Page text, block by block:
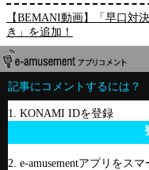
【BEMANI動画】「早口対
き」を追加！
記事にコメントするには？
1. KONAMI IDを登録
2. e-amusementアプリをス